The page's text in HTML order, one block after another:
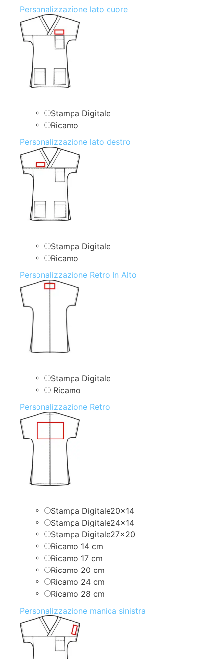
Personalizzazione lato cuore
Stampa Digitale
Ricamo
Personalizzazione lato destro
Stampa Digitale
Ricamo
Personalizzazione Retro In Alto
Stampa Digitale
Ricamo
Personalizzazione Retro
Stampa Digitale20x14
Stampa Digitale24x14
Stampa Digitale27x20
Ricamo 14 cm
Ricamo 17 cm
Ricamo 20 cm
Ricamo 24 cm
Ricamo 28 cm
Personalizzazione manica sinistra